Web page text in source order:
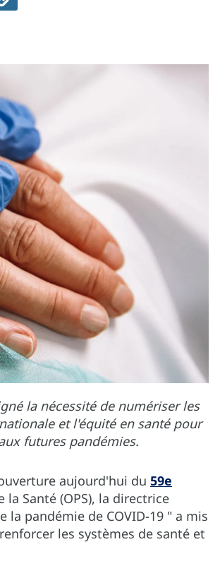
la nécessité de numériser les
et l'équité en santé pour
futures pandémies.
aujourd'hui du 59e
Santé (OPS), la directrice
la pandémie de COVID-19 " a mis
les systèmes de santé et